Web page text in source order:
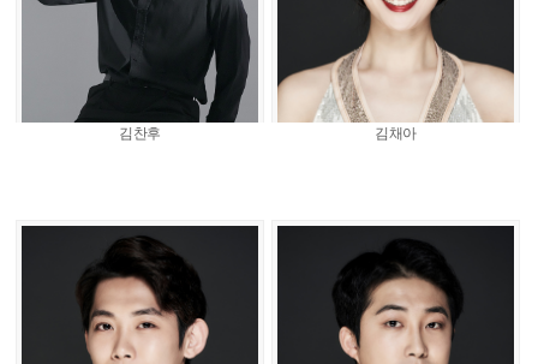
김찬후 김채아